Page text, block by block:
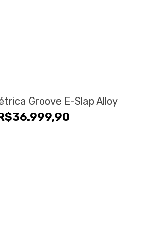
Groove E-Slap Alloy
36.999,90